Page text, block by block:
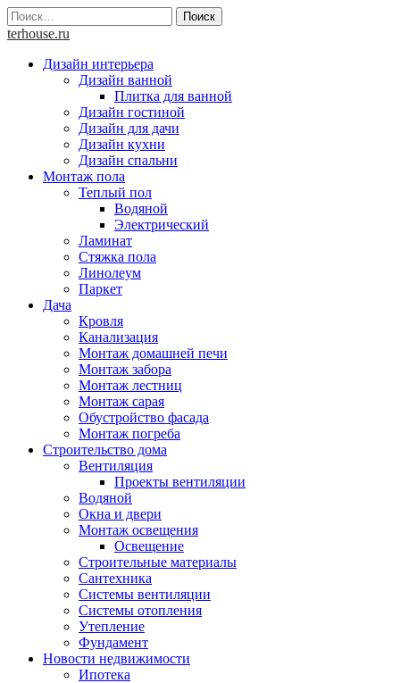
Skip
to
Найти:
terhouse.ru
Дизайн интерьера
Дизайн ванной
Плитка для ванной
Дизайн гостиной
Дизайн для дачи
Дизайн кухни
Дизайн спальни
Монтаж пола
Теплый пол
Водяной
Электрический
Ламинат
Стяжка пола
Линолеум
Паркет
Дача
Кровля
Канализация
Монтаж домашней печи
Монтаж забора
Монтаж лестниц
Монтаж сарая
Обустройство фасада
Монтаж погреба
Строительство дома
Вентиляция
Проекты вентиляции
Водяной
Окна и двери
Монтаж освещения
Освещение
Строительные материалы
Сантехника
Системы вентиляции
Системы отопления
Утепление
Фундамент
Новости недвижимости
Ипотека